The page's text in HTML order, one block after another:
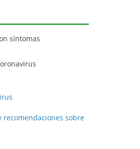
síntomas
recomendaciones sobre